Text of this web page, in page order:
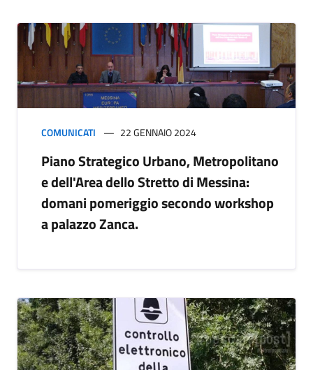
COMUNICATI 22 GENNAIO 2024
Piano Strategico Urbano, Metropolitano
e dell'Area dello Stretto di Messina:
domani pomeriggio secondo workshop
a palazzo Zanca.